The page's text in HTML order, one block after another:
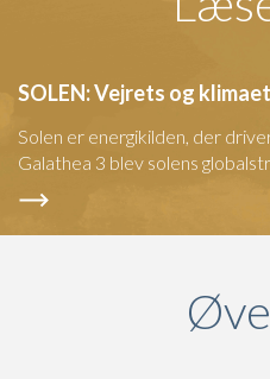
SOLEN: Vejrets og
Solen er energikilden, der
Galathea 3 blev solens